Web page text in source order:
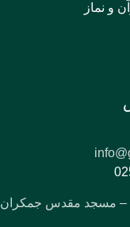
و نماز
– مسجد مقدس جمکران